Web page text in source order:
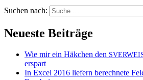
Suchen nach:
Neueste Beiträge
Wie mir ein Häkchen den
erspart
In Excel 2016 liefern berechnete